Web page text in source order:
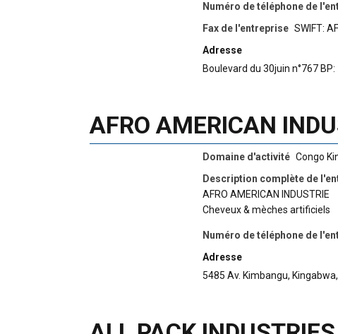
Numéro de téléphone de
Fax de l'entreprise SWIFT:
Adresse
Boulevard du 30juin n°767
AFRO AMERICAN
Domaine d'activité Congo
Description complète de
AFRO AMERICAN INDUSTRIE
Cheveux & mèches artificiels
Numéro de téléphone de
Adresse
5485 Av. Kimbangu,